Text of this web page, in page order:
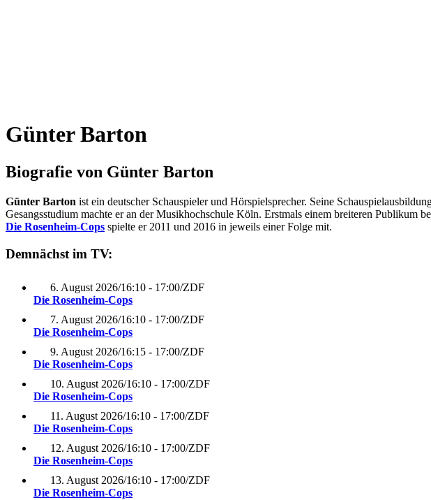
Günter Barton
Biografie von Günter Barton
Günter Barton ist ein deutscher Schauspieler und Hörspielsprecher. Seine
Gesangsstudium machte er an der Musikhochschule Köln. Erstmals einem breiteren Publikum
Die Rosenheim-Cops spielte er 2011 und 2016 in jeweils einer Folge mit.
Demnächst im TV:
6. August 2026/16:10 - 17:00/ZDF
Die Rosenheim-Cops
7. August 2026/16:10 - 17:00/ZDF
Die Rosenheim-Cops
9. August 2026/16:15 - 17:00/ZDF
Die Rosenheim-Cops
10. August 2026/16:10 - 17:00/ZDF
Die Rosenheim-Cops
11. August 2026/16:10 - 17:00/ZDF
Die Rosenheim-Cops
12. August 2026/16:10 - 17:00/ZDF
Die Rosenheim-Cops
13. August 2026/16:10 - 17:00/ZDF
Die Rosenheim-Cops